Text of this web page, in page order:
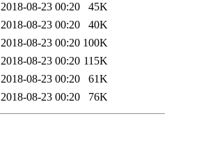
2018-08-23 00:20
45K
2018-08-23 00:20
40K
2018-08-23 00:20 100K
2018-08-23 00:20 115K
2018-08-23 00:20
61K
2018-08-23 00:20 76K